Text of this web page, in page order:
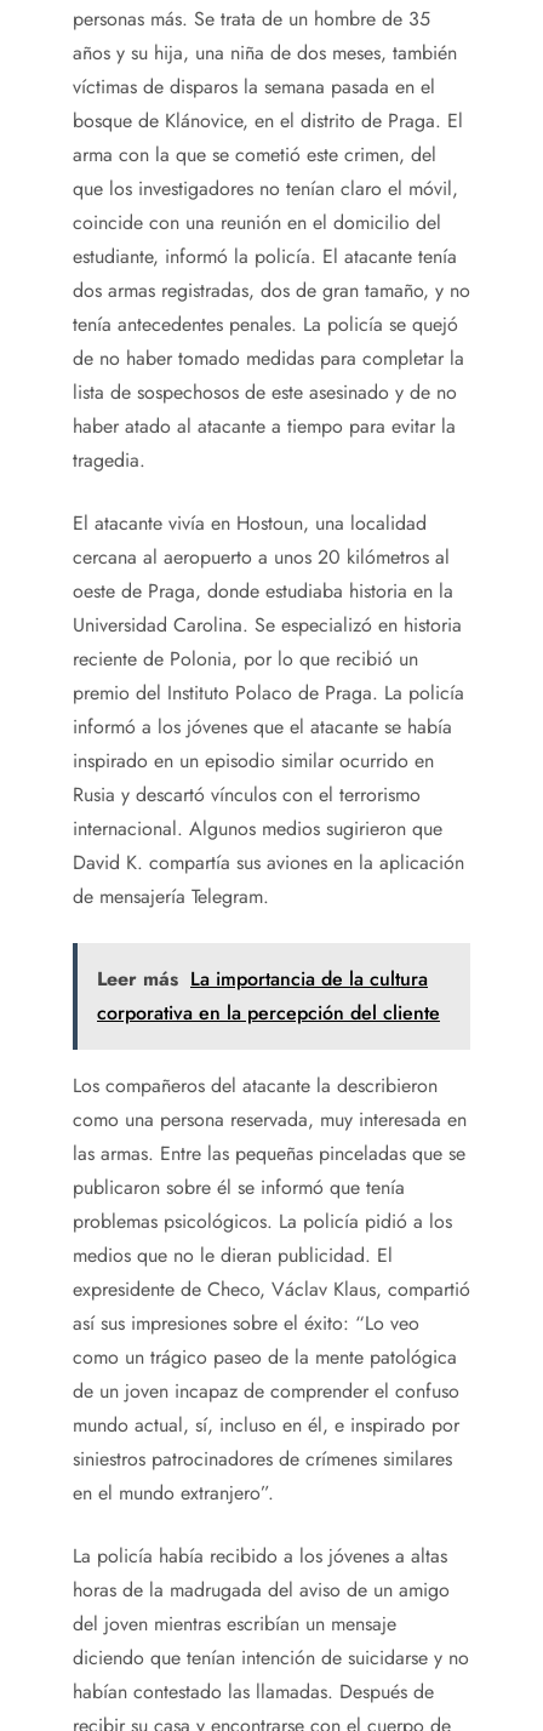
personas más. Se trata de un hombre de 35
años y su hija, una niña de dos meses, también
víctimas de disparos la semana pasada en el
bosque de Klánovice, en el distrito de Praga. El
arma con la que se cometió este crimen, del
que los investigadores no tenían claro el móvil,
coincide con una reunión en el domicilio del
estudiante, informó la policía. El atacante tenía
dos armas registradas, dos de gran tamaño, y no
tenía antecedentes penales. La policía se quejó
de no haber tomado medidas para completar la
lista de sospechosos de este asesinado y de no
haber atado al atacante a tiempo para evitar la
tragedia.
El atacante vivía en Hostoun, una localidad
cercana al aeropuerto a unos 20 kilómetros al
oeste de Praga, donde estudiaba historia en la
Universidad Carolina. Se especializó en historia
reciente de Polonia, por lo que recibió un
premio del Instituto Polaco de Praga. La policía
informó a los jóvenes que el atacante se había
inspirado en un episodio similar ocurrido en
Rusia y descartó vínculos con el terrorismo
internacional. Algunos medios sugirieron que
David K. compartía sus aviones en la aplicación
de mensajería Telegram.
Leer más La importancia de la cultura
corporativa en la percepción del cliente
Los compañeros del atacante la describieron
como una persona reservada, muy interesada en
las armas. Entre las pequeñas pinceladas que se
publicaron sobre él se informó que tenía
problemas psicológicos. La policía pidió a los
medios que no le dieran publicidad. El
expresidente de Checo, Václav Klaus, compartió
así sus impresiones sobre el éxito: “Lo veo
como un trágico paseo de la mente patológica
de un joven incapaz de comprender el confuso
mundo actual, sí, incluso en él, e inspirado por
siniestros patrocinadores de crímenes similares
en el mundo extranjero”.
La policía había recibido a los jóvenes a altas
horas de la madrugada del aviso de un amigo
del joven mientras escribían un mensaje
diciendo que tenían intención de suicidarse y no
habían contestado las llamadas. Después de
recibir su casa y encontrarse con el cuerpo de